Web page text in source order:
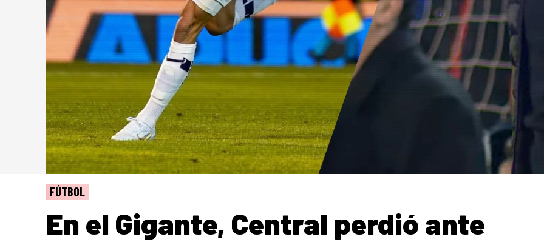
FÚTBOL
En el Gigante, Central perdió ante